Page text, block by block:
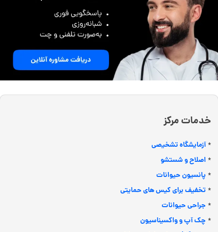
خدمات مرکز
*آزمایشگاه تشخیصی
*اصلاح و شستشو
* پانسیون حیوانات
* تخفیف برای کیس های حمایتی
* جراحی حیوانات
* چک آپ و واکسیناسیون